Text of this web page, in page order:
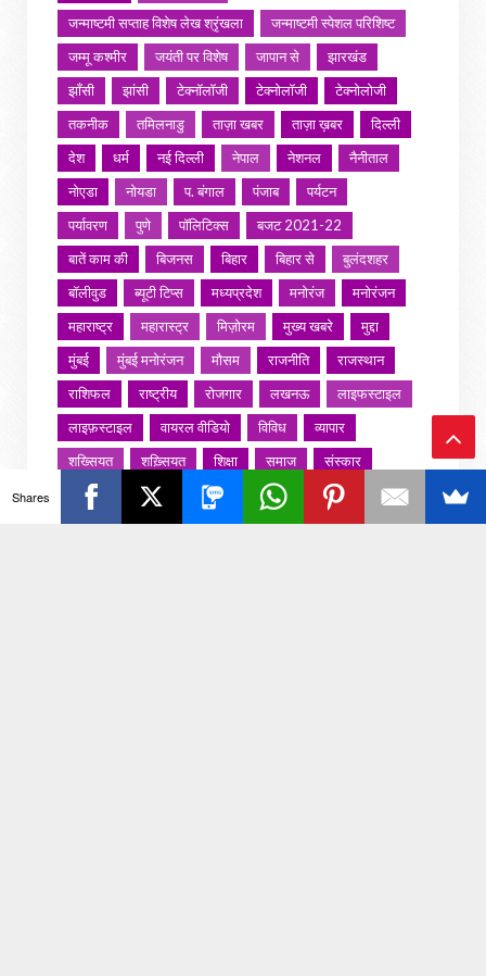
जन्माष्टमी सप्ताह विशेष लेख श्रृंखला
जन्माष्टमी स्पेशल परिशिष्ट
जम्मू कश्मीर
जयंती पर विशेष जापान से
झारखंड
झाँसी
झांसी टेक्नॉलॉजी टेक्नोलॉजी
टेक्नोलोजी
तकनीक
तमिलनाडु ताज़ा खबर ताज़ा ख़बर
दिल्ली
देश
धर्म नई दिल्ली नेपाल नेशनल
नैनीताल
नोएडा
नोयडा प. बंगाल पंजाब
पर्यटन
पर्यावरण
पुणे पॉलिटिक्स
बजट 2021-22
बातें काम की
बिजनस बिहार बिहार से
बुलंदशहर
बॉलीवुड
ब्यूटी टिप्स मध्यप्रदेश मनोरंज
मनोरंजन
महाराष्ट्र
महारास्ट्र मिज़ोरम मुख्य खबरे
मुद्दा
मुंबई
मुंबई मनोरंजन मौसम राजनीति
राजस्थान
राशिफल
राष्ट्रीय रोजगार लखनऊ
लाइफस्टाइल
लाइफ़स्टाइल
वायरल वीडियो विविध
व्यापार
शख्सियत
शख़्सियत शिक्षा समाज
संस्कार
संस्कृति
साहित्य सरोवर सिटी इवेंट
स्पोर्ट्स
स्वस्थ्य
स्वास्थ स्वास्थ्य हरयाणा
हरियाणा
Ba
ck
Shares